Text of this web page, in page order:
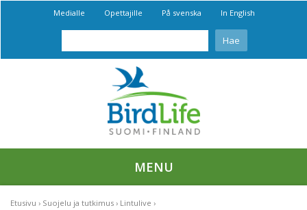
Medialle Opettajille På svenska In English
MENU
Etusivu Suojelu ja tutkimus Lintulive